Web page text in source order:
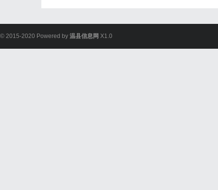
© 2015-2020 Powered by 温县信息网 X1.0